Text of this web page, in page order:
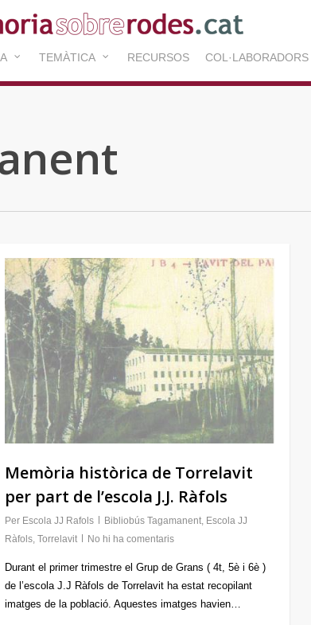
TEMÀTICA RECURSOS COL·LABORADORS
Memòria històrica de Torrelavit
per part de l’escola J.J. Ràfols
Per Escola JJ Rafols Bibliobús Tagamanent Escola JJ
Ràfols Torrelavit No hi ha comentaris
Durant el primer trimestre el Grup de Grans ( 4t, 5è i 6è )
de l’escola J.J Ràfols de Torrelavit ha estat recopilant
imatges de la població. Aquestes imatges havien…